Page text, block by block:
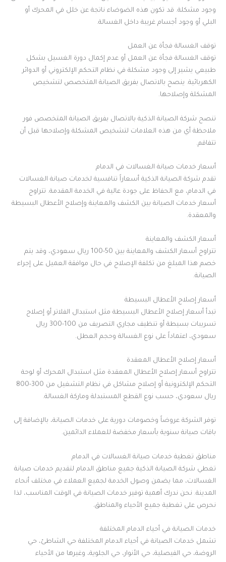
وجود مشكلة. قد تكون هذه الضوضاء ناتجة عن خلل في المحرك أو
البلي أو وجود أجسام غريبة داخل الغسالة.
توقف الغسالة فجأة عن العمل
توقف الغسالة فجأة عن العمل أو عدم إكمال دورة الغسيل بشكل
طبيعي يشير إلى وجود مشكلة في نظام التحكم الإلكتروني أو الدوائر
الكهربائية. ينصح بالاتصال بفريق الصيانة المتخصص لتشخيص
المشكلة وإصلاحها.
تنصح شركة الصيانة الذكية بالاتصال بفريق الصيانة المتخصص فور
ملاحظة أي من هذه العلامات لتشخيص المشكلة وإصلاحها قبل أن
تتفاقم.
أسعار خدمات صيانة الغسالات في الدمام
تقدم شركة الصيانة الذكية أسعاراً تنافسية لخدمات صيانة الغسالات
في الدمام، مع الحفاظ على جودة عالية في الخدمة المقدمة. تتراوح
أسعار خدمات الصيانة بين الكشف والمعاينة وإصلاح الأعطال البسيطة
والمعقدة.
أسعار الكشف والمعاينة
تتراوح أسعار الكشف والمعاينة بين 50-100 ريال سعودي، وقد يتم
خصم هذا المبلغ من تكلفة الإصلاح في حال موافقة العميل على إجراء
الصيانة.
أسعار إصلاح الأعطال البسيطة
تبدأ أسعار إصلاح الأعطال البسيطة مثل استبدال الفلاتر أو إصلاح
تسريبات بسيطة أو تنظيف مجاري التصريف من 100-300 ريال
سعودي، اعتماداً على نوع الغسالة وحجم العطل.
أسعار إصلاح الأعطال المعقدة
تتراوح أسعار إصلاح الأعطال المعقدة مثل استبدال المحرك أو لوحة
التحكم الإلكترونية أو إصلاح مشاكل في نظام التشغيل من 300-800
ريال سعودي، حسب نوع القطع المستبدلة وماركة الغسالة.
توفر الشركة عروضاً وخصومات دورية على خدمات الصيانة، بالإضافة إلى
باقات صيانة سنوية بأسعار مخفضة للعملاء الدائمين.
مناطق تغطية خدمات صيانة الغسالات في الدمام
تغطي شركة الصيانة الذكية جميع مناطق الدمام لتقديم خدمات صيانة
الغسالات، مما يضمن وصول الخدمة لجميع العملاء في مختلف أنحاء
المدينة. نحن ندرك أهمية توفير خدمات الصيانة في الوقت المناسب، لذا
نحرص على تغطية جميع الأحياء والمناطق.
خدمات الصيانة في أحياء الدمام المختلفة
تشمل خدمات الصيانة في أحياء الدمام المختلفة حي الشاطئ، حي
الروضة، حي الفيصلية، حي الأنوار، حي الجلوية، وغيرها من الأحياء